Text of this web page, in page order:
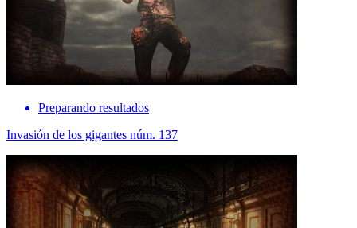
Preparando resultados
Invasión de los gigantes núm. 137